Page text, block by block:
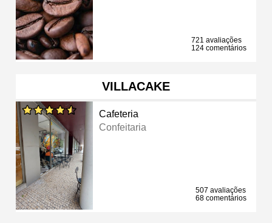
721 avaliações
124 comentários
VILLACAKE
Cafeteria
Confeitaria
507 avaliações
68 comentários